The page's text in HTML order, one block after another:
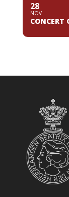
28
NOV
CONCERT